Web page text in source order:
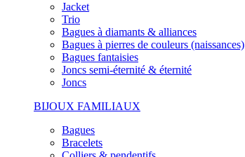
Jacket
Trio
Bagues à diamants & alliances
Bagues à pierres de couleurs (naissances)
Bagues fantaisies
Joncs semi-éternité & éternité
Joncs
BIJOUX FAMILIAUX
Bagues
Bracelets